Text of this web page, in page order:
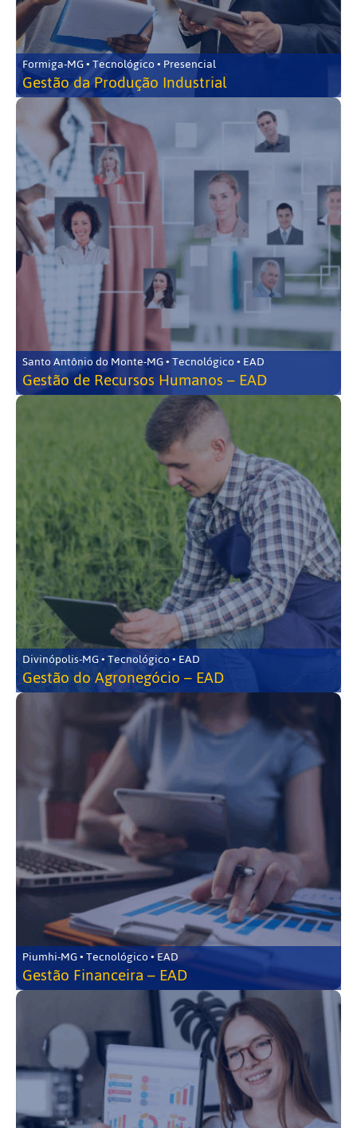
Formiga-MG • Tecnológico • Presencial
Gestão da Produção Industrial
Santo Antônio do Monte-MG • Tecnológico • EAD
Gestão de Recursos Humanos – EAD
Divinópolis-MG • Tecnológico • EAD
Gestão do Agronegócio – EAD
Piumhi-MG • Tecnológico • EAD
Gestão Financeira – EAD